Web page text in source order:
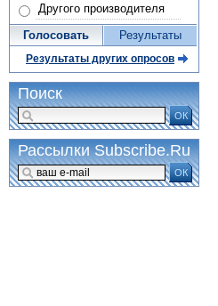
Другого производителя
Голосовать Результаты
Результаты других опросов
Поиск
ОК
Рассылки Subscribe.Ru
ОК